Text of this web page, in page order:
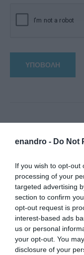
enandro - Do Not
If you wish to opt-out
processing of your
targeted advertising
section to confirm
opt-out request is
interest-based ads
us or personal
your opt-out. You
disclosure of your